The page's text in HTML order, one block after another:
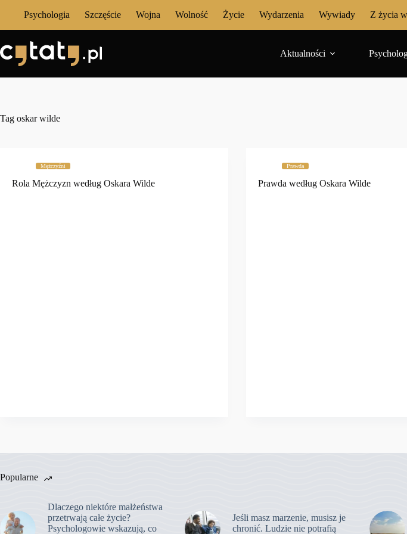
Psychologia Szczęście Wojna Wolność Życie Wydarzenia Wywiady Z życia
Aktualności
Tag oskar wilde
Mężczyźni
Rola Mężczyzn według Oskara Wilde
Prawda
Prawda według Oskara Wilde
Popularne
Dlaczego niektóre małżeństwa
przetrwają całe życie?
Psychologowie wskazują, co
Jeśli masz marzenie, musisz je
chronić. Ludzie nie potrafią